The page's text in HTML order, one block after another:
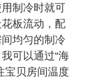
制冷时就可
板流动，配
均匀的制冷
可以通过“海
宝贝房间温度